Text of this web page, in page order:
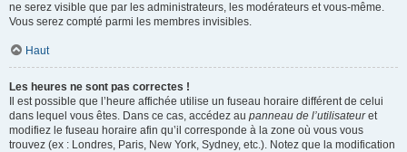
ne serez visible que par les administrateurs, les modérateurs et vous-même.
Vous serez compté parmi les membres invisibles.
Haut
Les heures ne sont pas correctes !
Il est possible que l’heure affichée utilise un fuseau horaire différent de celui
dans lequel vous êtes. Dans ce cas, accédez au panneau de l’utilisateuret
modifiez le fuseau horaire afin qu’il corresponde à la zone où vous vous
trouvez (ex : Londres, Paris, New York, Sydney, etc.). Notez que la modification